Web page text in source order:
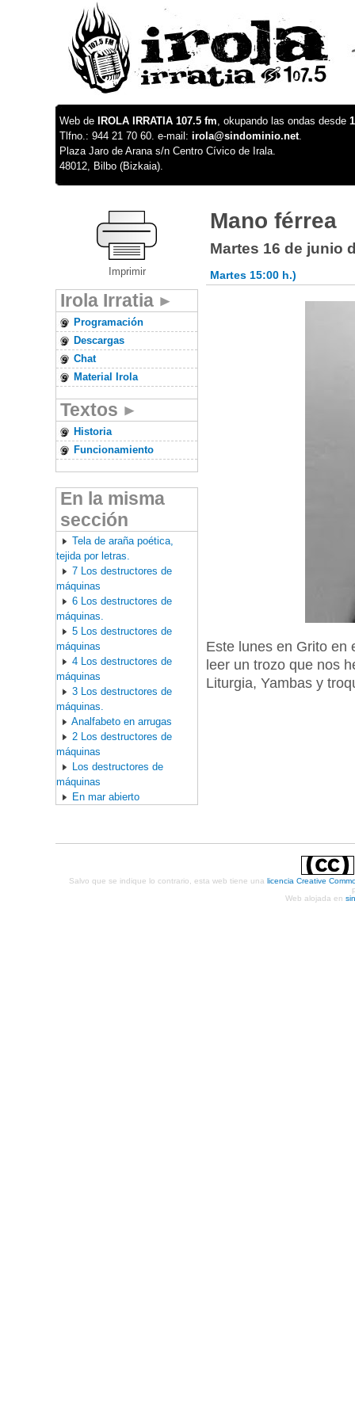
Web de IROLA IRRATIA 107.5 fm, okupando las ondas desde
Tlfno.: 944 21 70 60. e-mail: irola@sindominio.net.
Plaza Jaro de Arana s/n Centro Cívico de Irala.
48012, Bilbo (Bizkaia).
Imprimir
Irola Irratia
Programación
Descargas
Chat
Material Irola
Textos
Historia
Funcionamiento
En la misma
sección
Tela de araña poética,
tejida por letras.
7 Los destructores de
máquinas
6 Los destructores de
máquinas.
5 Los destructores de
máquinas
4 Los destructores de
máquinas
3 Los destructores de
máquinas.
Analfabeto en arrugas
2 Los destructores de
máquinas
Los destructores de
máquinas
En mar abierto
Mano férrea
Martes 16 de junio
Martes 15:00 h.)
Este lunes en Grito en
leer un trozo que nos
Liturgia, Yambas y
Salvo que se indique lo contrario, esta web tiene una licencia Creative
Web alojada en